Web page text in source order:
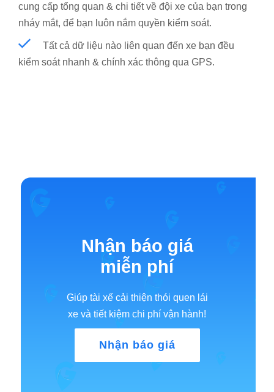
cung cấp tổng quan & chi tiết về đội xe của bạn trong
nháy mắt, để bạn luôn nắm quyền kiểm soát.
Tất cả dữ liệu nào liên quan đến xe bạn đều
kiểm soát nhanh & chính xác thông qua GPS.
Nhận báo giá
miễn phí
Giúp tài xế cải thiện thói quen lái
xe và tiết kiệm chi phí vận hành!
Nhận báo giá